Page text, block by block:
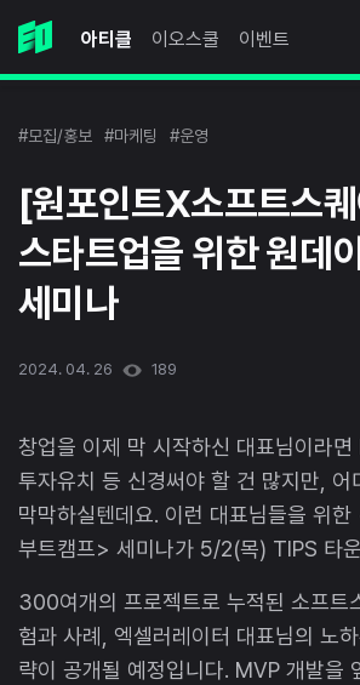
아티클 이오스쿨 이벤트
#모집/홍보 #마케팅 #운영
[원포인트X소프트스퀘
스타트업을 위한 원데
세미나
2024. 04. 26 189
창업을 이제 막 시작하신 대표님이라
투자유치 등 신경써야 할 건 많지만, 어
막막하실텐데요. 이런 대표님들을 위
부트캠프> 세미나가 5/2(목) TIPS 타
300여개의 프로젝트로 누적된 소프트
험과 사례, 엑셀러레이터 대표님의 노
략이 공개될 예정입니다. MVP 개발을